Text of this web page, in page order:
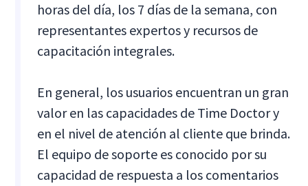
horas del día, los 7 días de la semana, con
representantes expertos y recursos de
capacitación integrales.
En general, los usuarios encuentran un gran
valor en las capacidades de Time Doctor y
en el nivel de atención al cliente que brinda.
El equipo de soporte es conocido por su
capacidad de respuesta a los comentarios